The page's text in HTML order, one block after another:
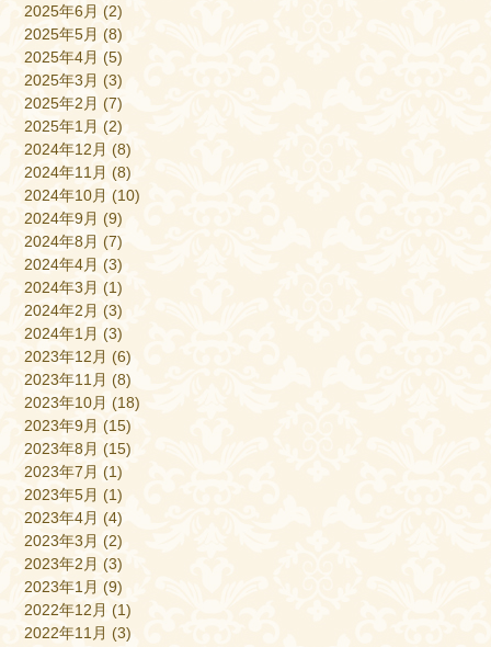
2025年6月 (2)
2025年5月 (8)
2025年4月 (5)
2025年3月 (3)
2025年2月 (7)
2025年1月 (2)
2024年12月 (8)
2024年11月 (8)
2024年10月 (10)
2024年9月 (9)
2024年8月 (7)
2024年4月 (3)
2024年3月 (1)
2024年2月 (3)
2024年1月 (3)
2023年12月 (6)
2023年11月 (8)
2023年10月 (18)
2023年9月 (15)
2023年8月 (15)
2023年7月 (1)
2023年5月 (1)
2023年4月 (4)
2023年3月 (2)
2023年2月 (3)
2023年1月 (9)
2022年12月 (1)
2022年11月 (3)